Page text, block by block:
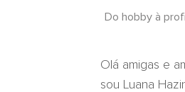
Do hobby à
Olá amigas e
sou Luana